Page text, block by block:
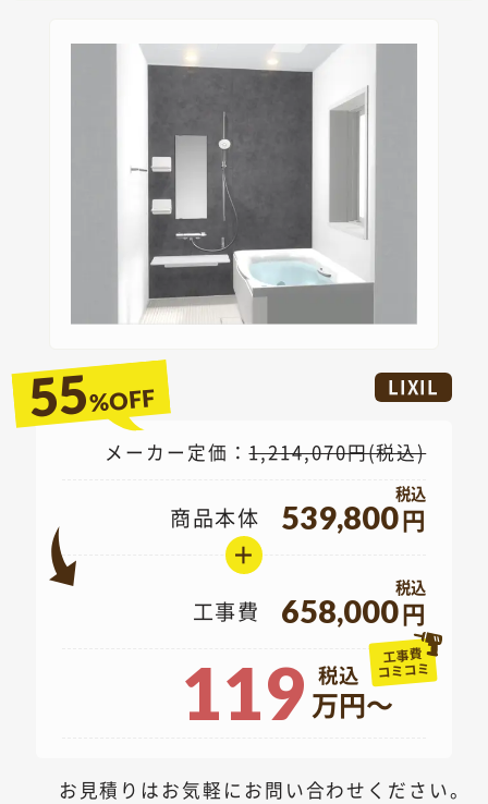
LIXIL
55%OFF
メーカー定価：1,214,070円(税込)
商品本体 539,800円
＋
工事費 658,000円
工事費
コミコミ
119 万円～
お見積りはお気軽にお問い合わせください。